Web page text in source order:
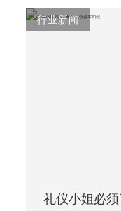
行业新闻
礼仪小姐必